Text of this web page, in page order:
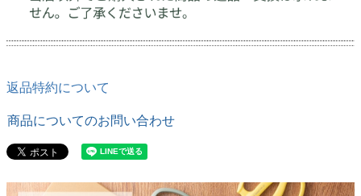
返品特約について
商品についてのお問い合わせ